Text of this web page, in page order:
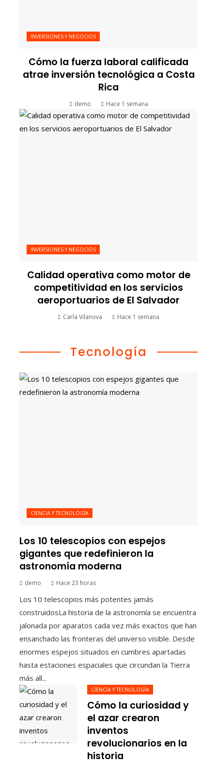
INVERSIONES Y NEGOCIOS
Cómo la fuerza laboral calificada
atrae inversión tecnológica a Costa
Rica
demo Hace 1 semana
INVERSIONES Y NEGOCIOS
Calidad operativa como motor de
competitividad en los servicios
aeroportuarios de El Salvador
Carla Vilanova Hace 1 semana
Tecnología
CIENCIA Y TECNOLOGÍA
Los 10 telescopios con espejos
gigantes que redefinieron la
astronomía moderna
demo Hace 23 horas
Los 10 telescopios más potentes jamás
construidosLa historia de la astronomía se encuentra
jalonada por aparatos cada vez más exactos que han
ensanchado las fronteras del universo visible. Desde
enormes espejos situados en cumbres apartadas
hasta estaciones espaciales que circundan la Tierra
más all...
CIENCIA Y TECNOLOGÍA
Cómo la curiosidad y
el azar crearon
inventos
revolucionarios en la
historia